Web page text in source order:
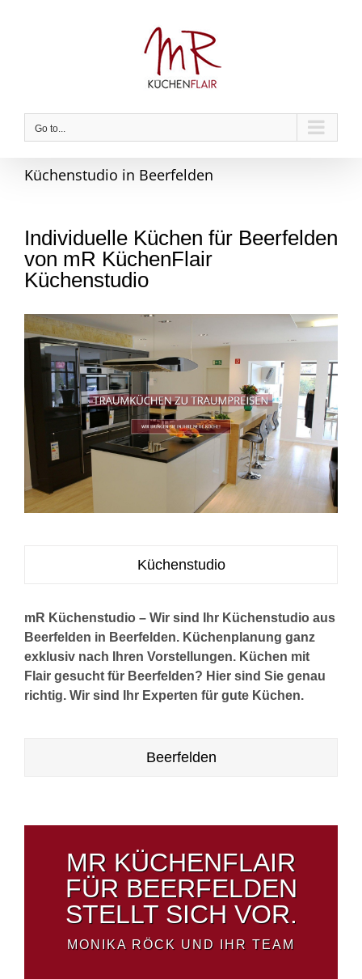
Go to...
Küchenstudio in Beerfelden
Individuelle Küchen für Beerfelden
von mR KüchenFlair
Küchenstudio
Küchenstudio
mR Küchenstudio – Wir sind Ihr Küchenstudio aus
Beerfelden in Beerfelden. Küchenplanung ganz
exklusiv nach Ihren Vorstellungen. Küchen mit
Flair gesucht für Beerfelden? Hier sind Sie genau
richtig. Wir sind Ihr Experten für gute Küchen.
Beerfelden
MR KÜCHENFLAIR
FÜR BEERFELDEN
STELLT SICH VOR.
MONIKA RÖCK UND IHR TEAM